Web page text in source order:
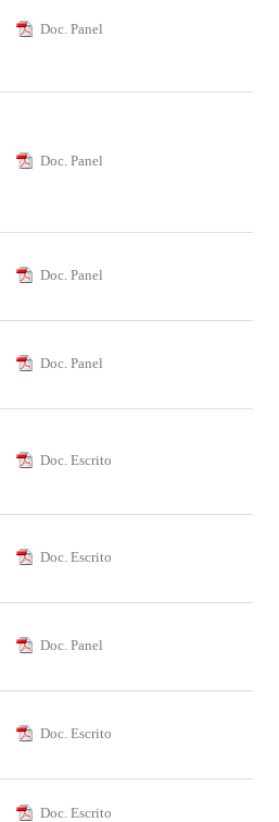
Doc. Panel
Doc. Panel
Doc. Panel
Doc. Panel
Doc. Escrito
Doc. Escrito
Doc. Panel
Doc. Escrito
Doc. Escrito